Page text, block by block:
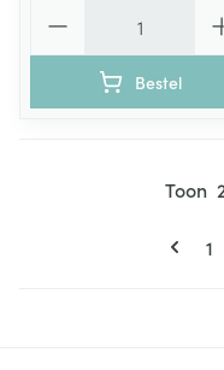
Bestel
U
1
Toon